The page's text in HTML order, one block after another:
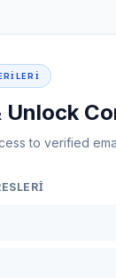
Unlock
to verified